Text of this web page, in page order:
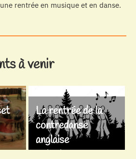
rentrée en musique et en danse.
à venir
La rentrée de la
contredanse
anglaise
28/09/2026